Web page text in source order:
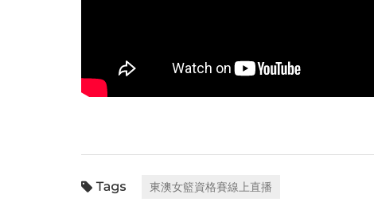
東澳女籃資格賽線上直播